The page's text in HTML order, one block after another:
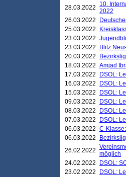
28.03.2022
10.
2022
26.03.2022
25.03.2022
23.03.2022
23.03.2022
Blitz
20.03.2022
18.03.2022 Amjad
17.03.2022
DSOL:
16.03.2022
DSOL:
15.03.2022
DSOL:
09.03.2022
DSOL:
08.03.2022
DSOL:
07.03.2022
DSOL:
06.03.2022 C-
06.03.2022
26.02.2022 möglich
24.02.2022
DSOL:
23.02.2022
DSOL: